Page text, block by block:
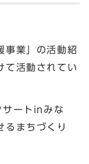
事業」の活動紹
活動されてい
サートinみな
まちづくり